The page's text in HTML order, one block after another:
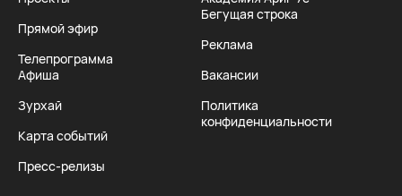
Прямой эфир
Телепрограмма
Афиша
Зурхай
Карта событий
Пресс-релизы
Бегущая строка
Реклама
Вакансии
Политика
конфиденциальности